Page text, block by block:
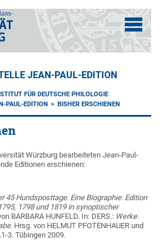
JEAN-PAUL-EDITION
FÜR DEUTSCHE PHILOLOGIE
PAUL-EDITION
BISHER ERSCHIENEN
Würzburg bearbeiteten Jean-Paul-
Editionen erschienen:
45 Hundsposttage. Eine Biographie. Edition
1798 und 1819 in synoptischer
BARBARA HUNFELD. In: DERS.: Werke.
. Hrsg. von HELMUT PFOTENHAUER und
3. Tübingen 2009.